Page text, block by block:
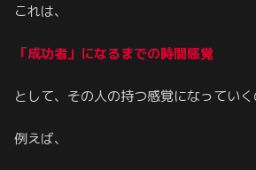
これは、
「成功者」になるまでの時間感覚
として、その人の持つ感覚になっていく
例えば、